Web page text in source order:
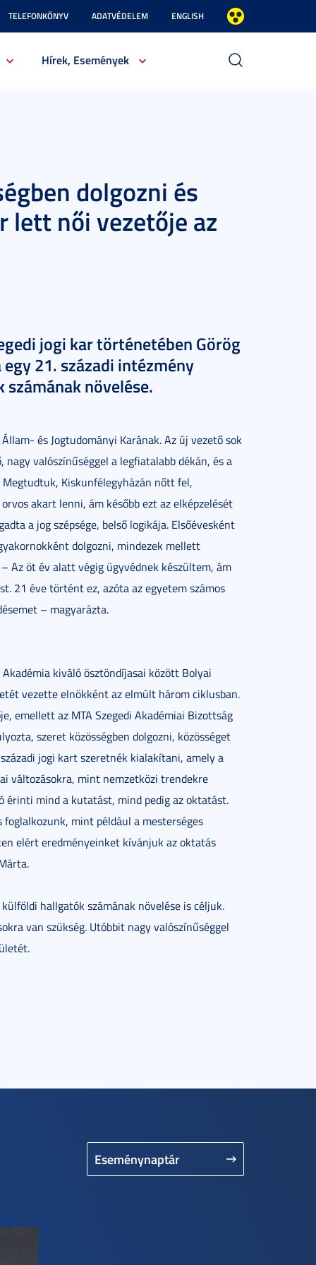
TELEFONKÖNYV ADATVÉDELEM ENGLISH
Hírek, Események
dolgozni és
lett női vezetője az
jogi kar történetében Görög
egy 21. századi intézmény
növelése.
és Jogtudományi Karának. Az új vezető sok
valószínűséggel a legfiatalabb dékán, és a
Kiskunfélegyházán nőtt fel,
akart lenni, ám később ezt az elképzelését
a jog szépsége, belső logikája. Elsőévesként
dolgozni, mindezek mellett
Az öt év alatt végig ügyvédnek készültem, ám
21 éve történt ez, azóta az egyetem számos
– magyarázta.
kiváló ösztöndíjasai között Bolyai
vezette elnökként az elmúlt három ciklusban.
emellett az MTA Szegedi Akadémiai Bizottság
szeret közösségben dolgozni, közösséget
jogi kart szeretnék kialakítani, amely a
változásokra, mint nemzetközi trendekre
érinti mind a kutatást, mind pedig az oktatást.
mint például a mesterséges
elért eredményeinket kívánjuk az oktatás
hallgatók számának növelése is céljuk.
van szükség. Utóbbit nagy valószínűséggel
Eseménynaptár